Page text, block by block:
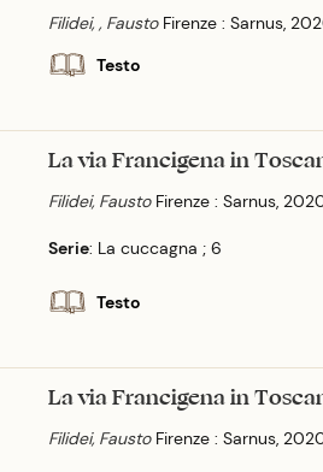
Filidei, , Fausto Firenze : Sarnus,
Testo
La via Francigena in
Filidei, Fausto Firenze : Sarnus,
Serie: La cuccagna ; 6
Testo
La via Francigena in
Filidei, Fausto Firenze : Sarnus,